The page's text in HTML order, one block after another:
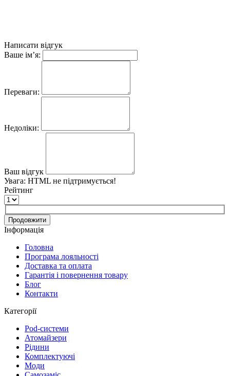
Написати відгук
Ваше ім’я:
Переваги:
Недоліки:
Ваш відгук
Увага: HTML не підтримується!
Рейтинг
Продовжити
Інформація
Головна
Програма лояльності
Доставка та оплата
Гарантія і повернення товару
Блог
Контакти
Категорії
Pod-системи
Атомайзери
Рідини
Комплектуючі
Моди